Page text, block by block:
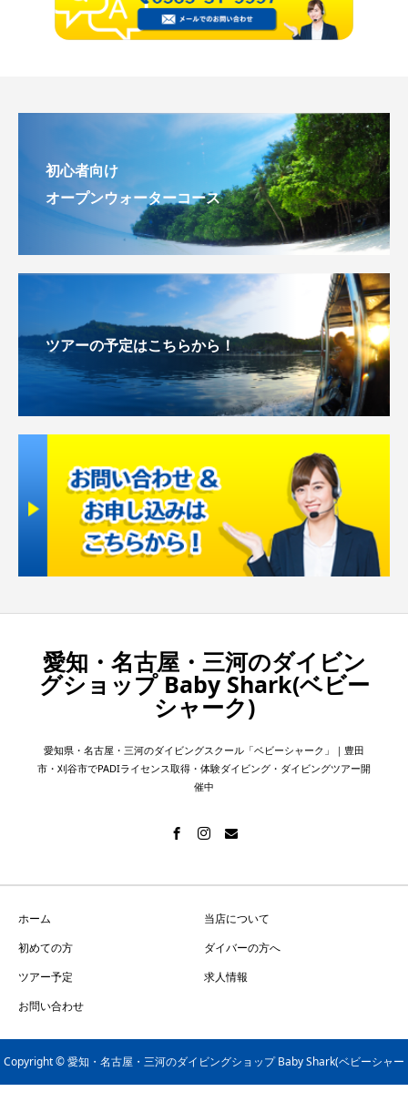
お申し込み
＆
お問い合わせは
こちらから
初心者向け
オープンウォーターコース
ツアーの予定はこちらから！
愛知・名古屋・三河のダイビン
グショップ Baby Shark(ベビー
シャーク)
愛知県・名古屋・三河のダイビングスクール「ベビーシャーク」｜豊田
市・刈谷市でPADIライセンス取得・体験ダイビング・ダイビングツアー開
催中
ホーム
当店について
初めての方
ダイバーの方へ
ツアー予定
求人情報
お問い合わせ
Copyright © 愛知・名古屋・三河のダイビングショップ Baby Shark(ベビーシャー